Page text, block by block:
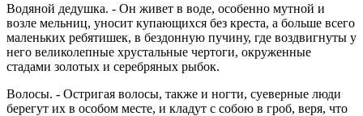
Водяной дедушка. - Он живет в воде, особенно мутной и
возле мельниц, уносит купающихся без креста, а больше всего
маленьких ребятишек, в бездонную пучину, где воздвигнуты у
него великолепные хрустальные чертоги, окруженные
стадами золотых и серебряных рыбок.
Волосы. - Остригая волосы, также и ногти, суеверные люди
берегут их в особом месте, и кладут с собою в гроб, веря, что